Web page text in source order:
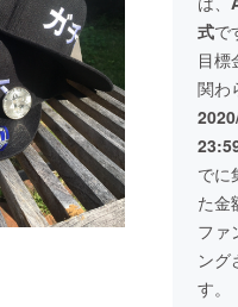
式で
目標
関わ
でに
た金
ファ
ング
す。